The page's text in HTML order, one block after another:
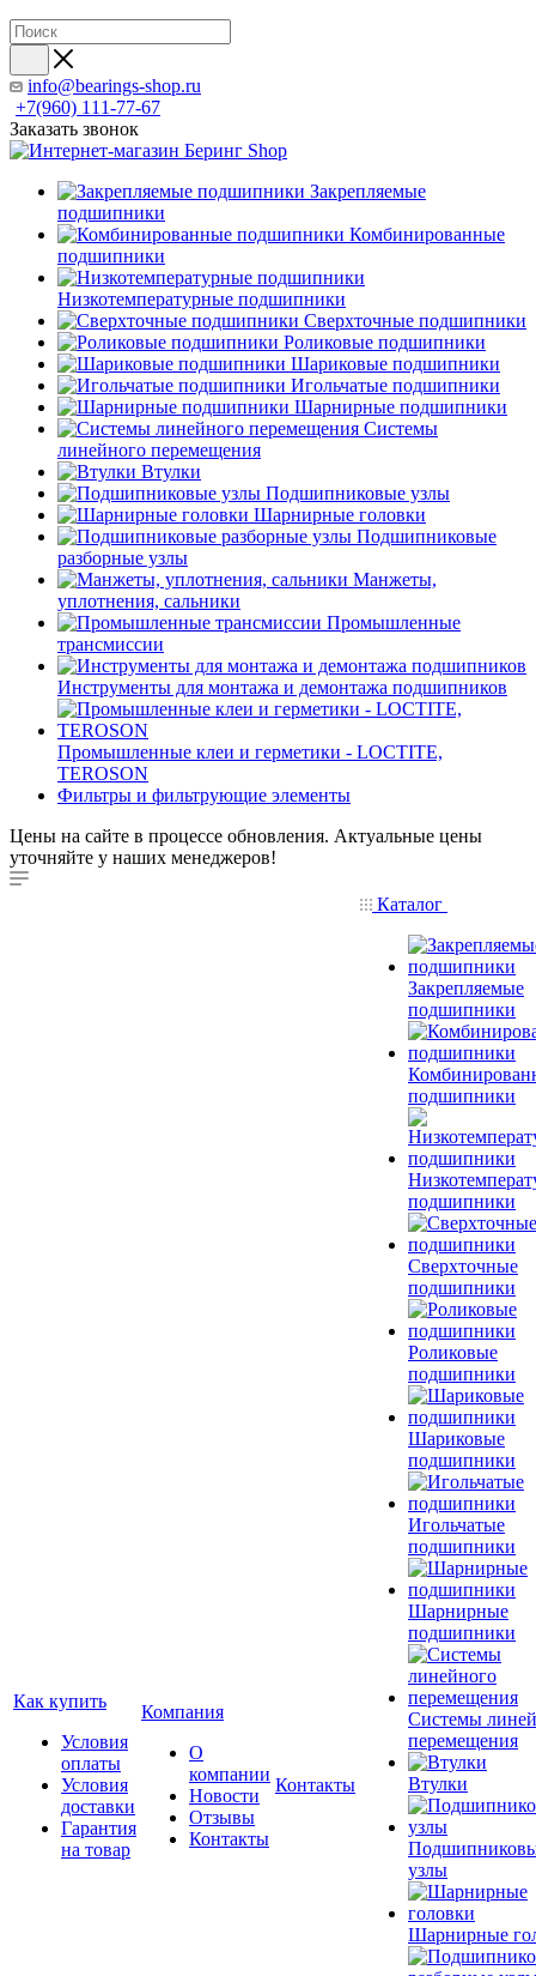
info@bearings-shop.ru
+7(960) 111-77-67
Заказать звонок
Закрепляемые
подшипники
Комбинированные
подшипники
Низкотемпературные подшипники
Сверхточные подшипники
Роликовые подшипники
Шариковые подшипники
Игольчатые подшипники
Шарнирные подшипники
Системы
линейного перемещения
Втулки
Подшипниковые узлы
Шарнирные головки
Подшипниковые
разборные узлы
Манжеты,
уплотнения, сальники
Промышленные
трансмиссии
Инструменты для монтажа и демонтажа подшипников
Промышленные клеи и герметики - LOCTITE,
TEROSON
Фильтры и фильтрующие элементы
Цены на сайте в процессе обновления. Актуальные цены
уточняйте у наших менеджеров!
Как купить
Условия
оплаты
Условия
доставки
Гарантия
на товар
Компания
О
компании
Новости
Отзывы
Контакты
Контакты
Каталог
Закрепляемые
подшипники
подшипники
подшипники
Сверхточные
подшипники
Роликовые
подшипники
Шариковые
подшипники
Игольчатые
подшипники
Шарнирные
подшипники
Системы
перемещения
Втулки
узлы
Шарнирные